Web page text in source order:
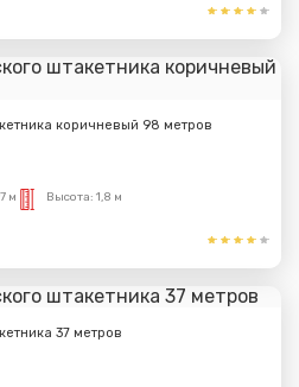
коричневый 98 метров
м Высота: 1,8 м
37 метров